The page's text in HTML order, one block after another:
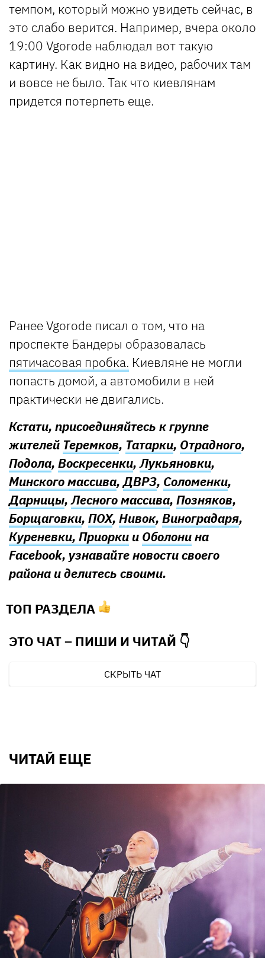
темпом, который можно увидеть сейчас, в
это слабо верится. Например, вчера около
19:00 Vgorode наблюдал вот такую
картину. Как видно на видео, рабочих там
и вовсе не было. Так что киевлянам
придется потерпеть еще.
Ранее Vgorode писал о том, что на
проспекте Бандеры образовалась
пятичасовая пробка. Киевляне не могли
попасть домой, а автомобили в ней
практически не двигались.
Кстати, присоединяйтесь к группе
жителей Теремков, Татарки, Отрадного,
Подола, Воскресенки,Лукьяновки,
Минского массива,ДВРЗ, Соломенки,
Дарницы,Лесного массива, Позняков,
Борщаговки, ПОХ, Нивок, Виноградаря,
Куреневки, Приоркии Оболонина
Facebook, узнавайте новости своего
района и делитесь своими.
ТОП РАЗДЕЛА
ЭТО ЧАТ – ПИШИ И ЧИТАЙ 👇
СКРЫТЬ ЧАТ
ЧИТАЙ ЕЩЕ